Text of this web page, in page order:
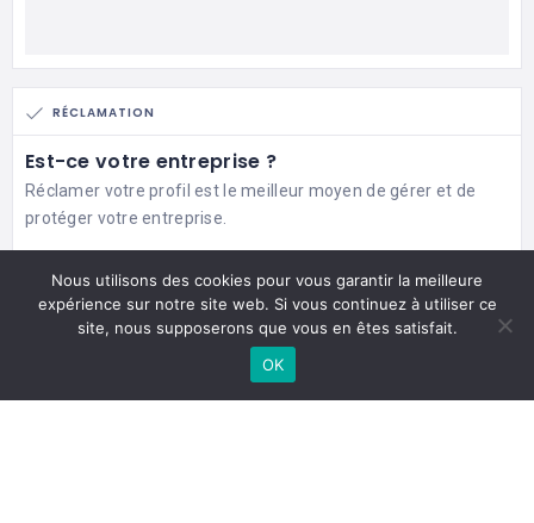
RÉCLAMATION
Est-ce votre entreprise ?
Réclamer votre profil est le meilleur moyen de gérer et de
protéger votre entreprise.
Revendiquer cette Annonce
Nous utilisons des cookies pour vous garantir la meilleure
expérience sur notre site web. Si vous continuez à utiliser ce
site, nous supposerons que vous en êtes satisfait.
OK